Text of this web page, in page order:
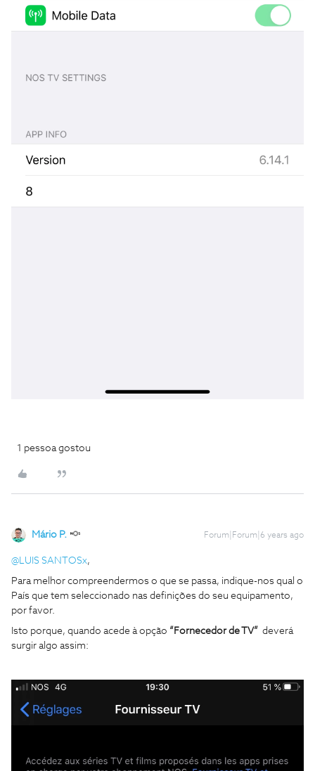
1 pessoa gostou
Mário P. Forum|Forum|6 years ago
@LUIS SANTOSx,
Para melhor compreendermos o que se passa, indique-nos qual o
País que tem seleccionado nas definições do seu equipamento,
por favor.
Isto porque, quando acede à opção “Fornecedor de TV” deverá
surgir algo assim: